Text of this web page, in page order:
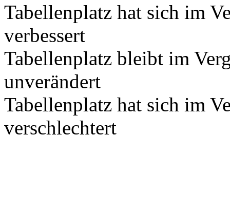
Tabellenplatz hat sich im
verbessert
Tabellenplatz bleibt im
unverändert
Tabellenplatz hat sich im
verschlechtert